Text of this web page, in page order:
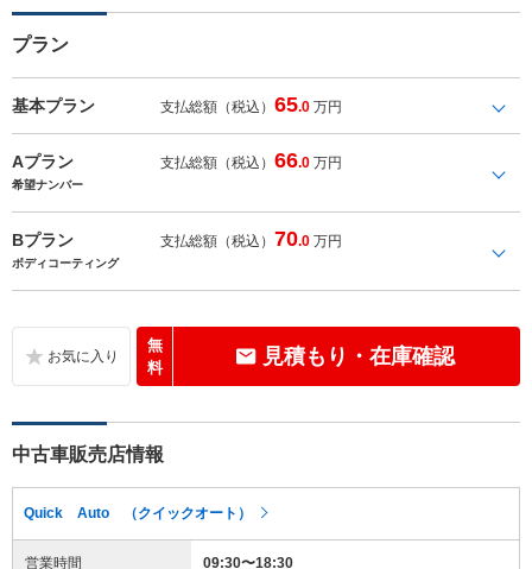
プラン
基本プラン 支払総額（税込）65.0 万円
Aプラン 支払総額（税込）66.0 万円
希望ナンバー
Bプラン 支払総額（税込） 70.0 万円
ボディコーティング
無
料
見積もり・在庫確認
中古車販売店情報
Quick Auto （クイックオート）
営業時間 09:30〜18:30